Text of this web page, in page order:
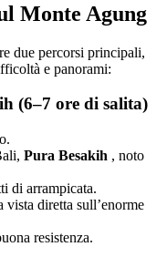
Monte Agung
due percorsi principali,
e panorami:
(6–7 ore di salita)
Pura Besakih , noto
di arrampicata.
diretta sull’enorme
resistenza.